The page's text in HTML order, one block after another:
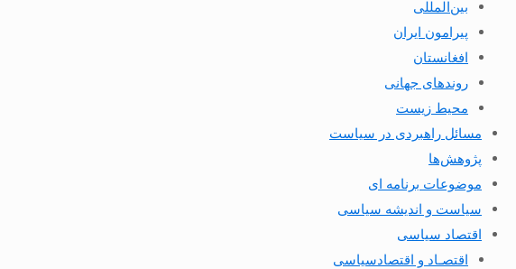
بین‌المللی
پیرامون ایران
افغانستان
روندهای جهانی
محیط زیست
مسائل راهبردی در سیاست
پژوهش‌ها
موضوعات برنامه ای
سیاست و اندیشه سیاسی
اقتصاد سیاسی
اقتصـاد و اقتصاد‌سیاسی